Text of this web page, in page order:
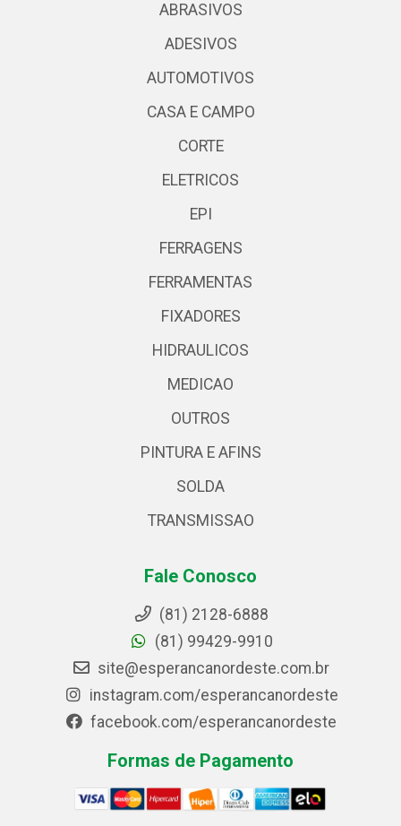
ABRASIVOS
ADESIVOS
AUTOMOTIVOS
CASA E CAMPO
CORTE
ELETRICOS
EPI
FERRAGENS
FERRAMENTAS
FIXADORES
HIDRAULICOS
MEDICAO
OUTROS
PINTURA E AFINS
SOLDA
TRANSMISSAO
Fale Conosco
(81) 2128-6888
(81) 99429-9910
site@esperancanordeste.com.br
instagram.com/esperancanordeste
facebook.com/esperancanordeste
Formas de Pagamento